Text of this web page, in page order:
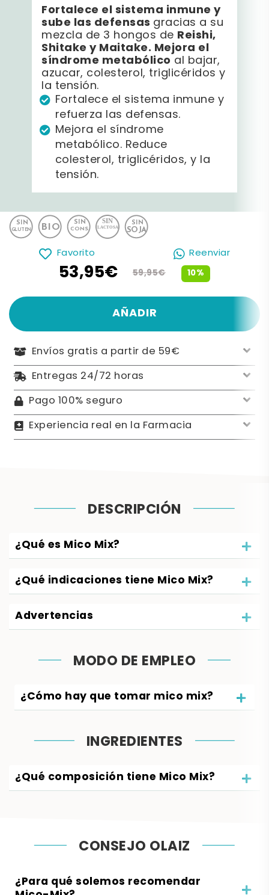
Fortalece el sistema inmune y
sube las defensas gracias a su
mezcla de 3 hongos de Reishi,
Shitake y Maitake. Mejora el
síndrome metabólico al bajar,
azucar, colesterol, triglicéridos y
la tensión.
Fortalece el sistema inmune y
refuerza las defensas.
Mejora el síndrome
metabólico. Reduce
colesterol, triglicéridos, y la
tensión.
Favorito Reenviar
10%
53,95€ 59,95€
AÑADIR
Envíos gratis a partir de 59€
Entregas 24/72 horas
Pago 100% seguro
Experiencia real en la Farmacia
DESCRIPCIÓN
¿Qué es Mico Mix?
¿Qué indicaciones tiene Mico Mix?
Advertencias
MODO DE EMPLEO
¿Cómo hay que tomar mico mix?
INGREDIENTES
¿Qué composición tiene Mico Mix?
CONSEJO OLAIZ
¿Para qué solemos recomendar